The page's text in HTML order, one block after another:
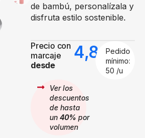
de bambú, personalízala y
disfruta estilo sostenible.
Precio con
marcaje
desde
4,86€
Pedido
mínimo:
50 /u
Ver los
descuentos
de hasta
un 40% por
volumen